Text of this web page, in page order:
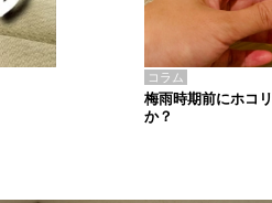
コラム
梅雨時期前にホコ
か？